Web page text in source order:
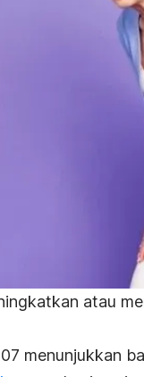
atau
menunjukkan